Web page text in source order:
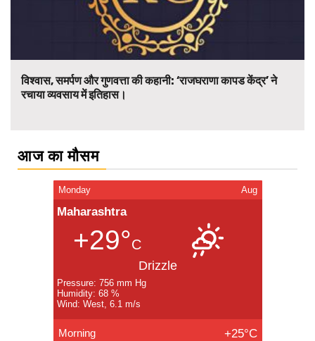
विश्वास, समर्पण और गुणवत्ता की कहानी: ‘राजघराणा कापड केंद्र’ ने
रचाया व्यवसाय में इतिहास।
आज का मौसम
Monday Aug
Maharashtra
+29°C
Drizzle
Pressure: 756 mm Hg
Humidity: 68 %
Wind: West, 6.1 m/s
Morning +25°C